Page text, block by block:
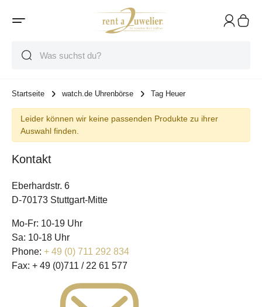
Startseite watch.de Uhrenbörse Tag Heuer
Leider können wir keine passenden Produkte zu ihrer
Auswahl finden.
Kontakt
Eberhardstr. 6
D-70173 Stuttgart-Mitte
Mo-Fr: 10-19 Uhr
Sa: 10-18 Uhr
Phone: + 49 (0) 711 292 834
Fax: + 49 (0)711 / 22 61 577